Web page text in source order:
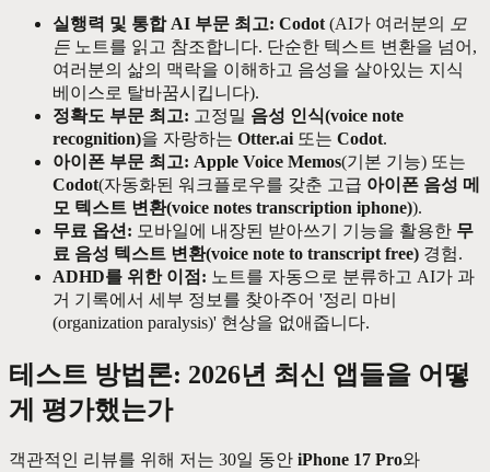
실행력 및 통합 AI 부문 최고: Codot (AI가 여러분의
모
든 노트를 읽고 참조합니다. 단순한 텍스트 변환을 넘어,
여러분의 삶의 맥락을 이해하고 음성을 살아있는 지식
베이스로 탈바꿈시킵니다).
정확도 부문 최고: 고정밀 음성 인식(voice note
recognition)을 자랑하는 Otter.ai 또는 Codot.
아이폰 부문 최고: Apple Voice Memos(기본 기능) 또는
Codot(자동화된 워크플로우를 갖춘 고급 아이폰 음성 메
모 텍스트 변환(voice notes transcription iphone)).
무료 옵션: 모바일에 내장된 받아쓰기 기능을 활용한 무
료 음성 텍스트 변환(voice note to transcript free) 경험.
ADHD를 위한 이점: 노트를 자동으로 분류하고 AI가 과
거 기록에서 세부 정보를 찾아주어 '정리 마비
(organization paralysis)' 현상을 없애줍니다.
테스트 방법론: 2026년 최신 앱들을 어떻
게 평가했는가
객관적인 리뷰를 위해 저는 30일 동안 iPhone 17 Pro와